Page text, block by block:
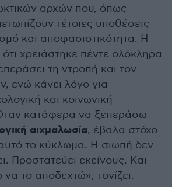
αρχών που, όπως
τέτοιες υποθέσεις
και αποφασιστικότητα. Η
ότι χρειάστηκε πέντε ολόκληρα
τη ντροπή και τον
ενώ κάνει λόγο για
και κοινωνική
κατάφερα να ξεπεράσω
αιχμαλωσία, έβαλα στόχο
το κύκλωμα. Η σιωπή δεν
Προστατεύει εκείνους. Και
το αποδεχτώ», τονίζει.